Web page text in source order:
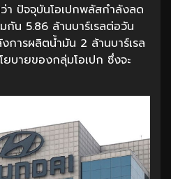
า ปัจจุบันโอเปกพลัสกำลังลด
น 5.86 ล้านบาร์เรลต่อวัน
การผลิตน้ำมัน 2 ล้านบาร์เรล
บายของกลุ่มโอเปก ซึ่งจะ